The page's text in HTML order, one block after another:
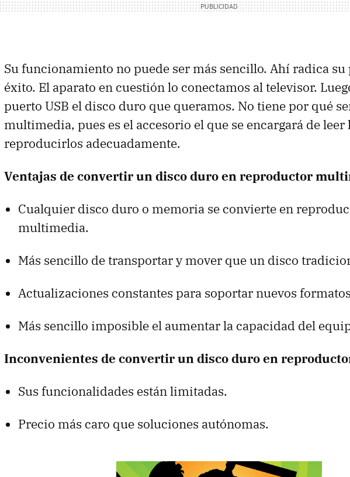
Su funcionamiento no puede ser más sencillo. Ahí radica
éxito. El aparato en cuestión lo conectamos al televisor.
puerto USB el disco duro que queramos. No tiene por qué
multimedia, pues es el accesorio el que se encargará de
reproducirlos adecuadamente.
Ventajas de convertir un disco duro en reproductor
Cualquier disco duro o memoria se convierte en
multimedia.
Más sencillo de transportar y mover que un disco
Actualizaciones constantes para soportar nuevos
Más sencillo imposible el aumentar la capacidad del
Inconvenientes de convertir un disco duro en
Sus funcionalidades están limitadas.
Precio más caro que soluciones autónomas.